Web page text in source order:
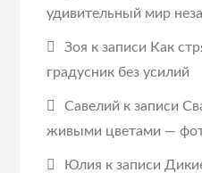
удивительный мир
Зоя к записи Как
градусник без усилий
Савелий к записи
живыми цветами —
Юлия к записи